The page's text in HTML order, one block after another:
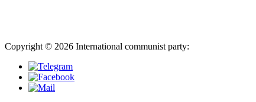
Copyright © 2026 International communist party: